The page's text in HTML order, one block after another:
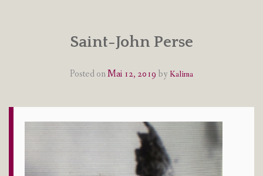
IMPRESSUM & DATENSCHUTZ
Saint-John Perse
Posted onMai 12, 2019 by Kalima